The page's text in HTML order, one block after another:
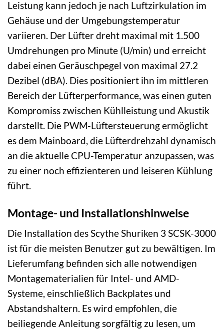
Leistung kann jedoch je nach Luftzirkulation im
Gehäuse und der Umgebungstemperatur
variieren. Der Lüfter dreht maximal mit 1.500
Umdrehungen pro Minute (U/min) und erreicht
dabei einen Geräuschpegel von maximal 27.2
Dezibel (dBA). Dies positioniert ihn im mittleren
Bereich der Lüfterperformance, was einen guten
Kompromiss zwischen Kühlleistung und Akustik
darstellt. Die PWM-Lüftersteuerung ermöglicht
es dem Mainboard, die Lüfterdrehzahl dynamisch
an die aktuelle CPU-Temperatur anzupassen, was
zu einer noch effizienteren und leiseren Kühlung
führt.
Montage- und Installationshinweise
Die Installation des Scythe Shuriken 3 SCSK-3000
ist für die meisten Benutzer gut zu bewältigen. Im
Lieferumfang befinden sich alle notwendigen
Montagematerialien für Intel- und AMD-
Systeme, einschließlich Backplates und
Abstandshaltern. Es wird empfohlen, die
beiliegende Anleitung sorgfältig zu lesen, um